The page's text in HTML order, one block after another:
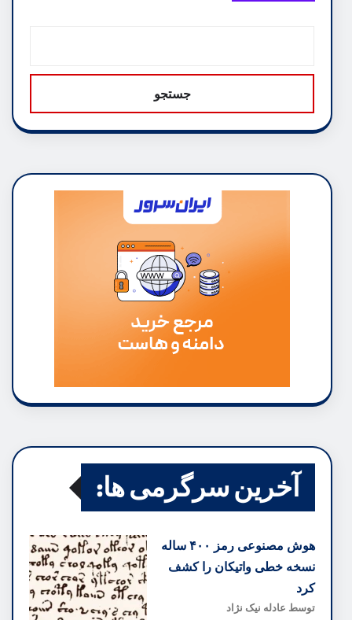
جستجو
آخرین سرگرمی ها:
هوش مصنوعی رمز ۴۰۰ ساله
نسخه خطی واتیکان را کشف
کرد
توسط عادله نیک نژاد